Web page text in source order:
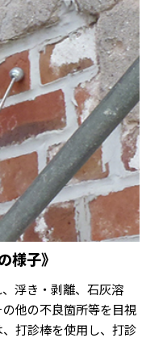
様子》
浮き・剥離、石灰溶
他の不良箇所等を目視
打診棒を使用し、打診